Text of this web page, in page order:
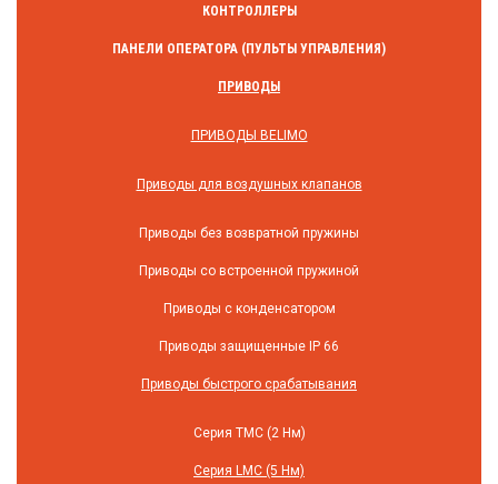
КОНТРОЛЛЕРЫ
ПАНЕЛИ ОПЕРАТОРА (ПУЛЬТЫ УПРАВЛЕНИЯ)
ПРИВОДЫ
ПРИВОДЫ BELIMO
Приводы для воздушных клапанов
Приводы без возвратной пружины
Приводы со встроенной пружиной
Приводы с конденсатором
Приводы защищенные IP 66
Приводы быстрого срабатывания
Серия TMC (2 Нм)
Серия LMC (5 Нм)